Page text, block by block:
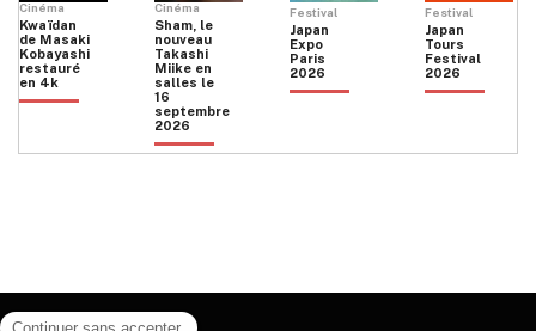
Cinéma
Kwaïdan
de Masaki
Kobayashi
restauré
en 4k
Cinéma
Sham, le
nouveau
Takashi
Miike en
salles le
16
septembre
2026
Festival
Japan
Expo
Paris
2026
Festival
Japan
Tours
Festival
2026